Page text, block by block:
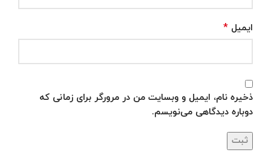
ایمیل *
ذخیره نام، ایمیل و وبسایت من در مرورگر برای زمانی که
دوباره دیدگاهی می‌نویسم.